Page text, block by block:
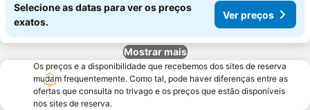
Selecione as datas para ver os preços
exatos.
Ver preços
Mostrar mais
Os preços e a disponibilidade que recebemos dos sites de reserva
mudam frequentemente. Como tal, pode haver diferenças entre as
ofertas que consulta no trivago e os preços que estão disponíveis
nos sites de reserva.